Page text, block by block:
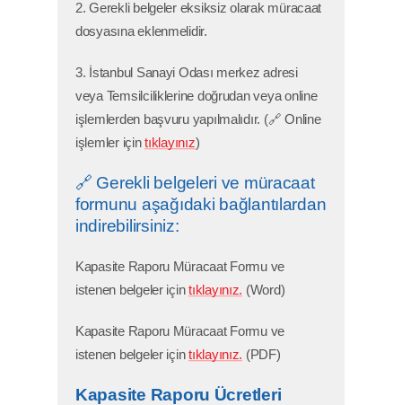
2. Gerekli belgeler eksiksiz olarak müracaat
dosyasına eklenmelidir.
3. İstanbul Sanayi Odası merkez adresi
veya Temsilciliklerine doğrudan veya online
işlemlerden başvuru yapılmalıdır. (🔗 Online
işlemler içintıklayınız)
🔗 Gerekli belgeleri ve müracaat
formunu aşağıdaki bağlantılardan
indirebilirsiniz:
Kapasite Raporu Müracaat Formu ve
istenen belgeler içintıklayınız. (Word)
Kapasite Raporu Müracaat Formu ve
istenen belgeler içintıklayınız. (PDF)
Kapasite Raporu Ücretleri